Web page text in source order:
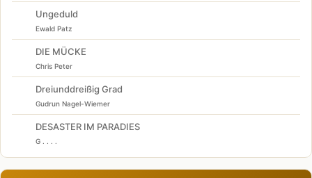
Ungeduld
Ewald Patz
DIE MÜCKE
Chris Peter
Dreiunddreißig Grad
Gudrun Nagel-Wiemer
DESASTER IM PARADIES
G . . . .